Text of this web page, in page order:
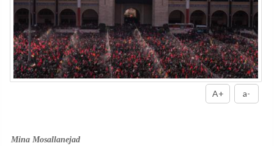
A+ a-
Mina Mosallanejad